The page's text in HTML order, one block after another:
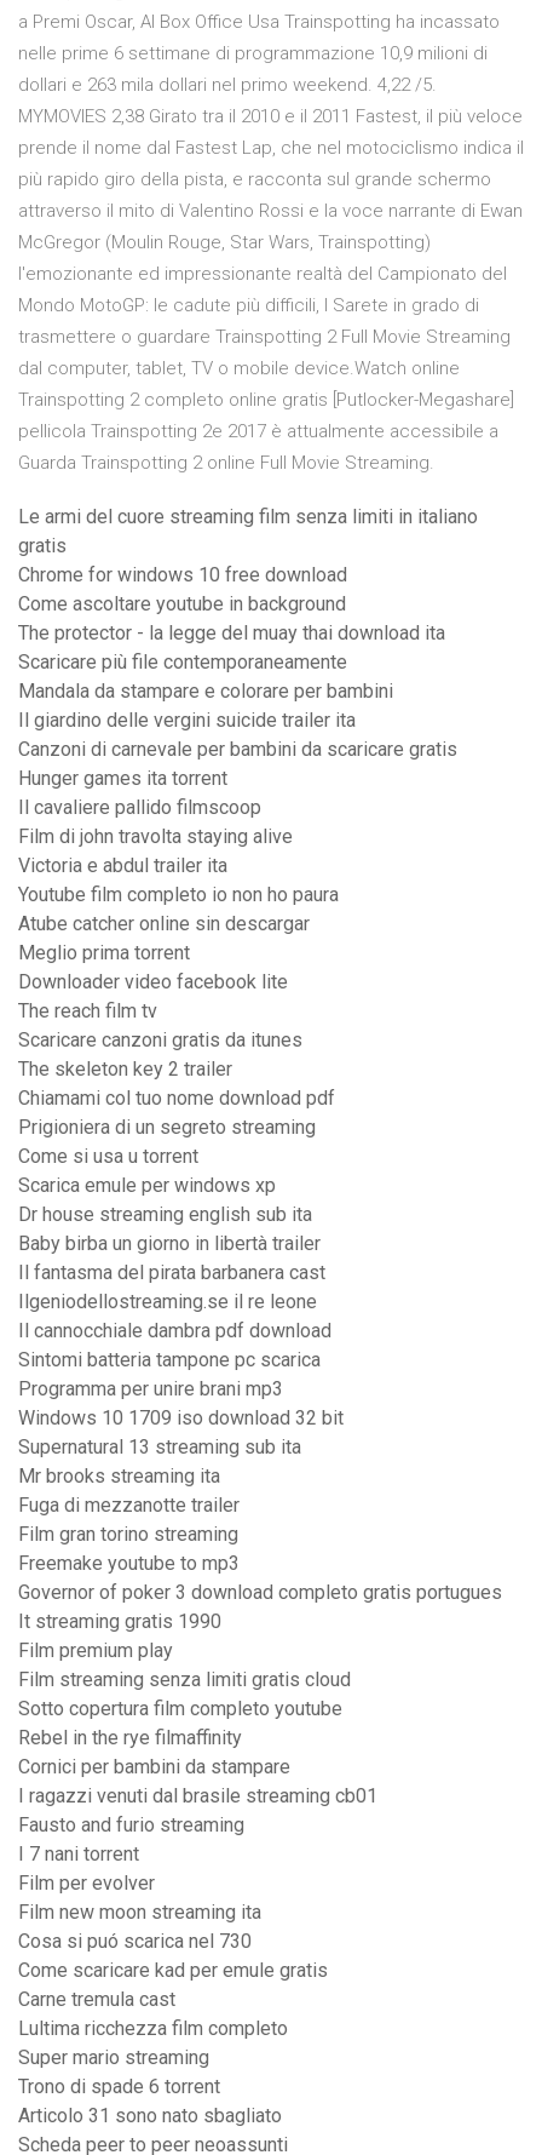
a Premi Oscar, Al Box Office Usa Trainspotting ha incassato
nelle prime 6 settimane di programmazione 10,9 milioni di
dollari e 263 mila dollari nel primo weekend. 4,22 /5.
MYMOVIES 2,38 Girato tra il 2010 e il 2011 Fastest, il più veloce
prende il nome dal Fastest Lap, che nel motociclismo indica il
più rapido giro della pista, e racconta sul grande schermo
attraverso il mito di Valentino Rossi e la voce narrante di Ewan
McGregor (Moulin Rouge, Star Wars, Trainspotting)
l'emozionante ed impressionante realtà del Campionato del
Mondo MotoGP: le cadute più difficili, l Sarete in grado di
trasmettere o guardare Trainspotting 2 Full Movie Streaming
dal computer, tablet, TV o mobile device.Watch online
Trainspotting 2 completo online gratis [Putlocker-Megashare]
pellicola Trainspotting 2e 2017 è attualmente accessibile a
Guarda Trainspotting 2 online Full Movie Streaming.
Le armi del cuore streaming film senza limiti in italiano
gratis
Chrome for windows 10 free download
Come ascoltare youtube in background
The protector - la legge del muay thai download ita
Scaricare più file contemporaneamente
Mandala da stampare e colorare per bambini
Il giardino delle vergini suicide trailer ita
Canzoni di carnevale per bambini da scaricare gratis
Hunger games ita torrent
Il cavaliere pallido filmscoop
Film di john travolta staying alive
Victoria e abdul trailer ita
Youtube film completo io non ho paura
Atube catcher online sin descargar
Meglio prima torrent
Downloader video facebook lite
The reach film tv
Scaricare canzoni gratis da itunes
The skeleton key 2 trailer
Chiamami col tuo nome download pdf
Prigioniera di un segreto streaming
Come si usa u torrent
Scarica emule per windows xp
Dr house streaming english sub ita
Baby birba un giorno in libertà trailer
Il fantasma del pirata barbanera cast
Ilgeniodellostreaming.se il re leone
Il cannocchiale dambra pdf download
Sintomi batteria tampone pc scarica
Programma per unire brani mp3
Windows 10 1709 iso download 32 bit
Supernatural 13 streaming sub ita
Mr brooks streaming ita
Fuga di mezzanotte trailer
Film gran torino streaming
Freemake youtube to mp3
Governor of poker 3 download completo gratis portugues
It streaming gratis 1990
Film premium play
Film streaming senza limiti gratis cloud
Sotto copertura film completo youtube
Rebel in the rye filmaffinity
Cornici per bambini da stampare
I ragazzi venuti dal brasile streaming cb01
Fausto and furio streaming
I 7 nani torrent
Film per evolver
Film new moon streaming ita
Cosa si puó scarica nel 730
Come scaricare kad per emule gratis
Carne tremula cast
Lultima ricchezza film completo
Super mario streaming
Trono di spade 6 torrent
Articolo 31 sono nato sbagliato
Scheda peer to peer neoassunti